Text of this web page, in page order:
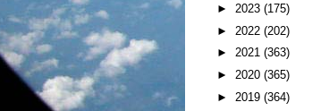
► 2023 (175)
► 2022 (202)
► 2021 (363)
► 2020 (365)
► 2019 (364)